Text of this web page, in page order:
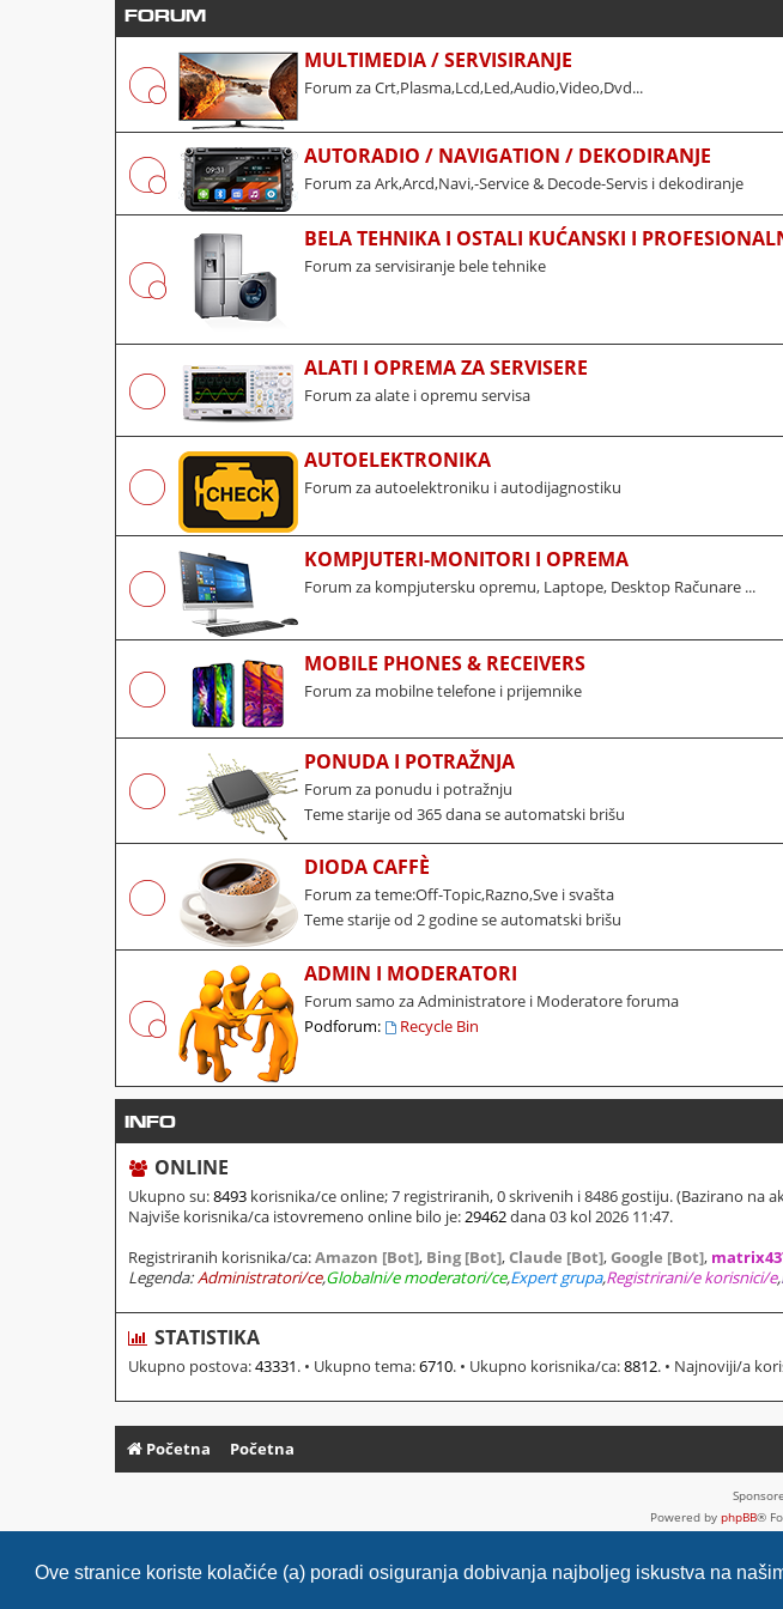
Ove stranice koriste kolačiće (a) poradi osiguranja dobivanja najboljeg iskustva na
FORUM
MULTIMEDIA / SERVISIRANJE
Forum za Crt,Plasma,Lcd,Led,Audio,Video,Dvd...
AUTORADIO / NAVIGATION / DEKODIRANJE
Forum za Ark,Arcd,Navi,-Service & Decode-Servis i dekodiranje
BELA TEHNIKA I OSTALI KUĆANSKI I
Forum za servisiranje bele tehnike
ALATI I OPREMA ZA SERVISERE
Forum za alate i opremu servisa
AUTOELEKTRONIKA
Forum za autoelektroniku i autodijagnostiku
KOMPJUTERI-MONITORI I OPREMA
Forum za kompjutersku opremu, Laptope, Desktop Računare ...
MOBILE PHONES & RECEIVERS
Forum za mobilne telefone i prijemnike
PONUDA I POTRAŽNJA
Forum za ponudu i potražnju
Teme starije od 365 dana se automatski brišu
DIODA CAFFÈ
Forum za teme:Off-Topic,Razno,Sve i svašta
Teme starije od 2 godine se automatski brišu
ADMIN I MODERATORI
Forum samo za Administratore i Moderatore foruma
Podforum:
Recycle Bin
INFO
ONLINE
Ukupno su:8493 korisnika/ce online; 7 registriranih, 0 skrivenih i 8486 gostiju. (Bazirano
Najviše korisnika/ca istovremeno online bilo je:29462dana 03 kol 2026 11:47.
Registriranih korisnika/ca:Amazon [Bot], Bing [Bot],Claude [Bot],Google [Bot],
Legenda:Administratori/ce,Globalni/e moderatori/ce,Expert grupa,Registrirani/e korisnici/e,
STATISTIKA
Ukupno postova:43331. • Ukupno tema:6710. • Ukupno korisnika/ca:8812. • Najnoviji/a
Početna Početna
Powered by phpBB®